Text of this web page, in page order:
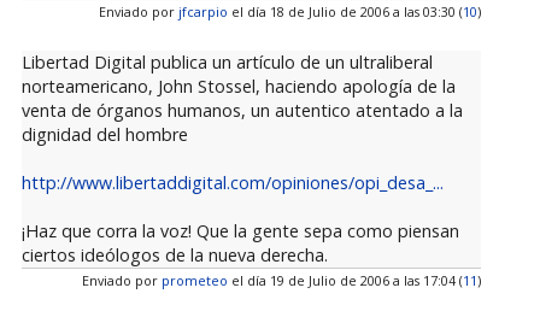
Enviado por jfcarpio el día 18 de Julio de 2006 a las 03:30 (10)
Libertad Digital publica un artículo de un ultraliberal
norteamericano, John Stossel, haciendo apología de la
venta de órganos humanos, un autentico atentado a la
dignidad del hombre
http://www.libertaddigital.com/opiniones/opi_desa_...
¡Haz que corra la voz! Que la gente sepa como piensan
ciertos ideólogos de la nueva derecha.
Enviado por prometeo el día 19 de Julio de 2006 a las 17:04 (11)